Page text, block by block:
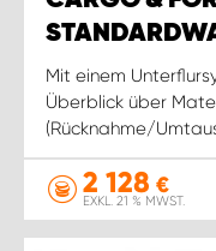
Mit einem
Überblick über
(Rücknahme/
2 128 €
EXKL. 21 % MWST.